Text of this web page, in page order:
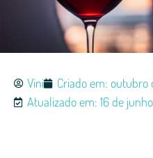
Vini Criado em: outubro
Atualizado em: 16 de